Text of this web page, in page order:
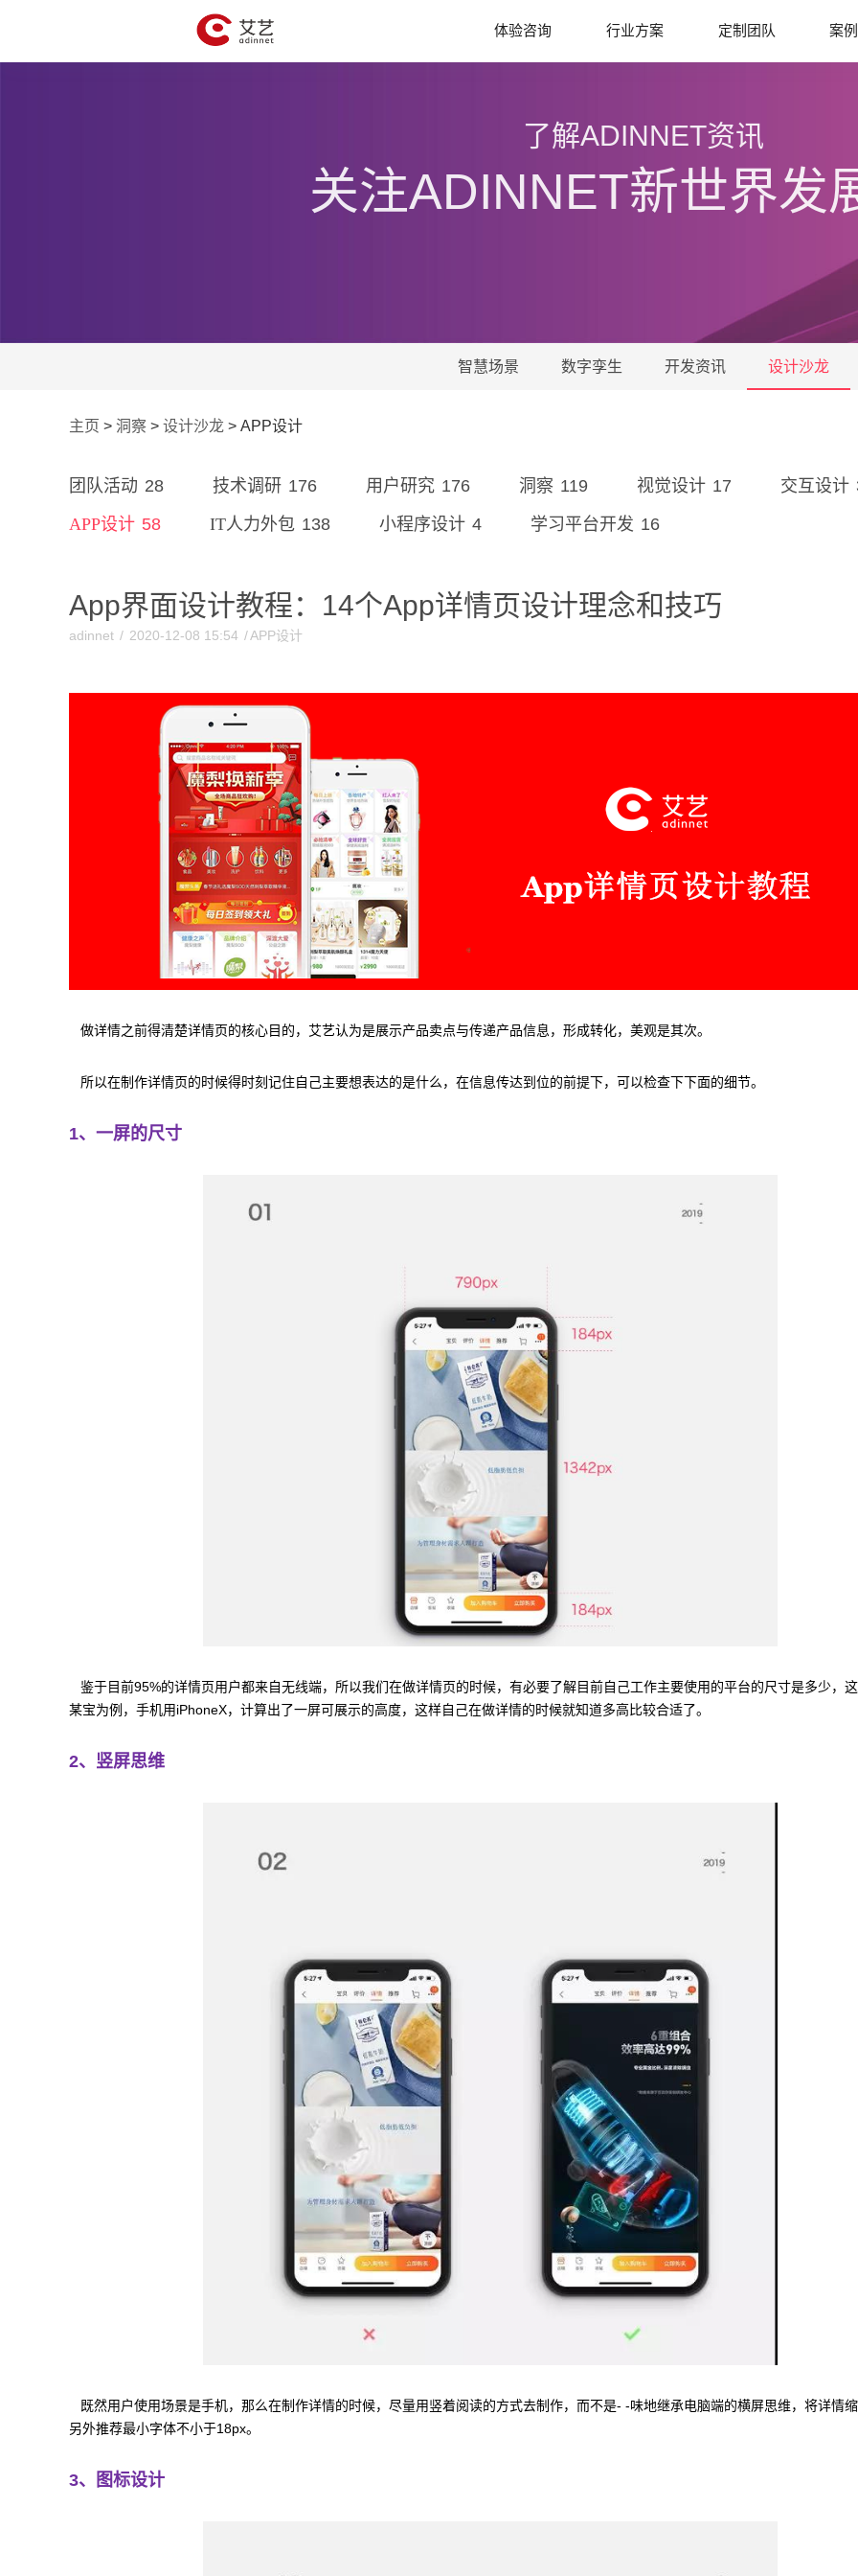
体验咨询 行业方案 定制团队 案例
了解ADINNET资讯
关注ADINNET新世界发
智慧场景 数字孪生 开发资讯 设计沙龙
主页 > 洞察 > 设计沙龙 > APP设计
团队活动 28 技术调研 176 用户研究 176 洞察 119 视觉设计 17 交互设计
APP设计 58 IT人力外包 138 小程序设计 4 学习平台开发 16
App界面设计教程：14个App详情页设计理念和技巧
adinnet / 2020-12-08 15:54 /APP设计
做详情之前得清楚详情页的核心目的，艾艺认为是展示产品卖点与传递产品信息，形成转化，美观是其次。
所以在制作详情页的时候得时刻记住自己主要想表达的是什么，在信息传达到位的前提下，可以检查下下面的细节。
1、一屏的尺寸
鉴于目前95%的详情页用户都来自无线端，所以我们在做详情页的时候，有必要了解目前自己工作主要使用的平台的尺寸是多少，
某宝为例，手机用iPhoneX，计算出了一屏可展示的高度，这样自己在做详情的时候就知道多高比较合适了。
2、竖屏思维
既然用户使用场景是手机，那么在制作详情的时候，尽量用竖着阅读的方式去制作，而不是- -味地继承电脑端的横屏思维，将详情缩
另外推荐最小字体不小于18px。
3、图标设计